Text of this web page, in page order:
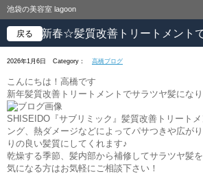
池袋の美容室 lagoon
☆新春☆髪質改善トリートメント
戻る
2026年1月6日 Category： 高橋ブログ
こんにちは！高橋です
新年髪質改善トリートメントでサラツヤ髪にな
SHISEIDO『サブリミック』髪質改善トリート
ング、熱ダメージなどによってパサつきや広が
りの良い髪質にしてくれます♪
乾燥する季節、髪内部から補修してサラツヤ髪
気になる方はお気軽にご相談下さい！